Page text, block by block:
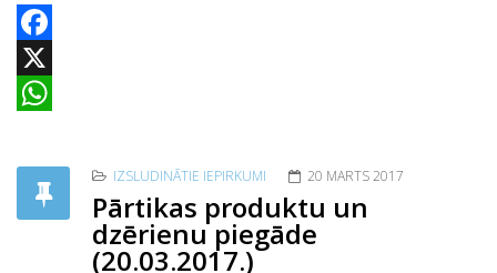
Facebook
X
IZSLUDINĀTIE IEPIRKUMI 20 MARTS 2017
Pārtikas produktu un
dzērienu piegāde
(20.03.2017.)